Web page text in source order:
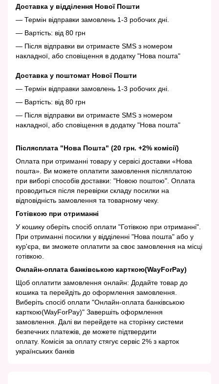
Доставка у відділення Нової Пошти
— Термін відправки замовлень 1-3 робочих дні.
— Вартість: від 80 грн
— Після відправки ви отримаєте SMS з номером
накладної, або сповіщення в додатку "Нова пошта"
Доставка у поштомат Нової Пошти
— Термін відправки замовлень 1-3 робочих дні.
— Вартість: від 80 грн
— Після відправки ви отримаєте SMS з номером
накладної, або сповіщення в додатку "Нова пошта"
Післясплата "Нова Пошта" (20 грн. +2% комісії)
Оплата при отриманні товару у сервісі доставки «Нова
пошта». Ви можете оплатити замовлення післяплатою
при виборі способів доставки: "Новою поштою". Оплата
проводиться після перевірки складу посилки на
відповідність замовлення та товарному чеку.
Готівкою при отриманні
У кошику оберіть спосіб оплати "Готівкою при отриманні".
При отриманні посилки у відділенні "Нова пошта" або у
кур'єра, ви зможете оплатити за своє замовлення на місці
готівкою.
Онлайн-оплата банківською карткою(WayForPay)
Щоб оплатити замовлення онлайн: Додайте товар до
кошика та перейдіть до оформлення замовлення.
Виберіть спосіб оплати "Онлайн-оплата банківською
карткою(WayForPay)" Завершіть оформлення
замовлення. Далі ви перейдете на сторінку системи
безпечних платежів, де можете підтвердити
оплату. Комісія за оплату стягує сервіс 2% з карток
українських банків